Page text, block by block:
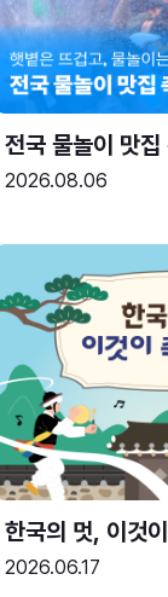
전국 물놀이 맛
2026.08.06
한국의 멋, 이것
2026.06.17